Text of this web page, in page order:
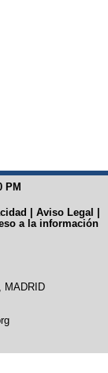
PM
| Aviso Legal |
a la información
MADRID